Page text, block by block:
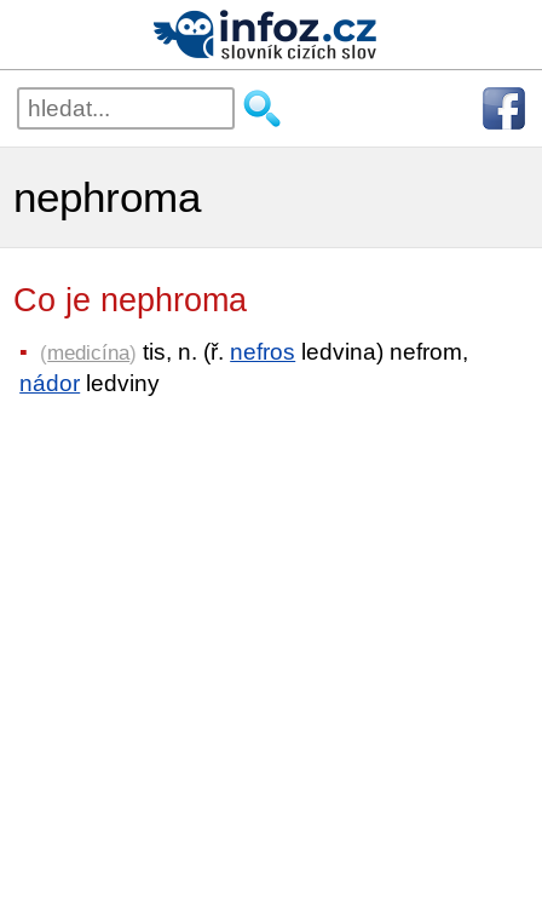
nephroma
Co je nephroma
(medicína) tis, n. (ř. nefros ledvina) nefrom,
nádor ledviny